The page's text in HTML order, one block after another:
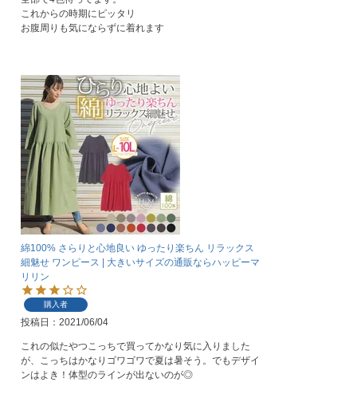
これからの時期にピッタリ
お腹周りも気にならずに着れます
綿100% さらりと心地良い ゆったり楽ちん リラックス
細魅せ ワンピース | 大きいサイズの通販ならハッピーマ
リリン
購入者
投稿日 2021/06/04
これの似たやつこっちで買ってかなり気に入りました
が、こっちはかなりゴワゴワで夏は暑そう。でもデザイ
ンはよき！体型のラインが出ないのが◎